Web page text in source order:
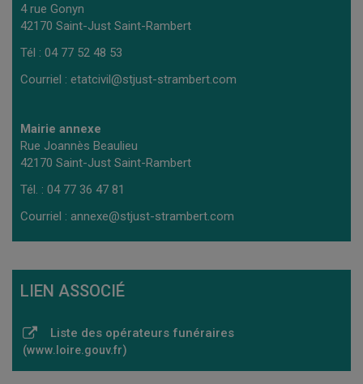
4 rue Gonyn
42170 Saint-Just Saint-Rambert
Tél : 04 77 52 48 53
Courriel : etatcivil@stjust-strambert.com
Mairie annexe
Rue Joannès Beaulieu
42170 Saint-Just Saint-Rambert
Tél. : 04 77 36 47 81
Courriel : annexe@stjust-strambert.com
LIEN ASSOCIÉ
Liste des opérateurs funéraires
www.loire.gouv.fr